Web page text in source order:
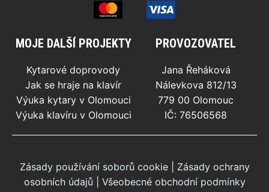
MOJE DALŠÍ PROJEKTY
Kytarové doprovody
Jak se hraje na klavír
Výuka kytary v Olomouci
Výuka klavíru v Olomouci
PROVOZOVATEL
Jana Řeháková
Nálevkova 812/13
779 00 Olomouc
IČ: 76506568
Zásady používání soborů cookie| Zásady ochrany
osobních údajů
Všeobecné obchodní podmínky